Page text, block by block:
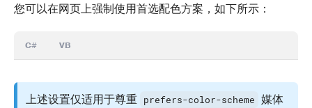
您可以在网页上强制使用首选配色方案，如下所示：
C# VB
上述设置仅适用于尊重 prefers-color-scheme 媒体